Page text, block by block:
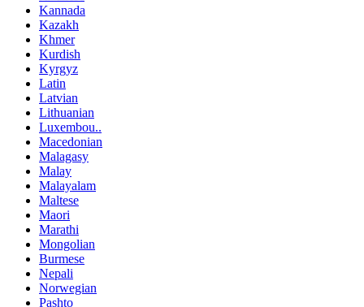
Kannada
Kazakh
Khmer
Kurdish
Kyrgyz
Latin
Latvian
Lithuanian
Luxembou..
Macedonian
Malagasy
Malay
Malayalam
Maltese
Maori
Marathi
Mongolian
Burmese
Nepali
Norwegian
Pashto